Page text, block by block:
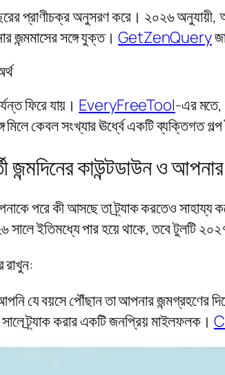
প্রাণীচক্র অনুসরণ করে। ২০২৬ অনুযায়ী,
জন্মমাসের সঙ্গে যুক্ত। GetZenQuery
ফিরে যায়। EveryFreeTool-এর মতে,
কেবল সংখ্যার ঊর্ধ্বে একটি ব্যক্তিগত
কাউন্টডাউন ও আপনার
পরে কী আসছে তা ট্র্যাক করতেও সাহায্য
ইতিমধ্যে পার হয়ে থাকে, তবে টুলটি
যে বয়সে পৌঁছান তা আপনার জন্মগ্রহণের
ট্র্যাক করার একটি জনপ্রিয় মাইলফলক।